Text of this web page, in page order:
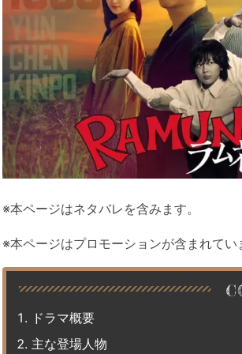
※本ページはネタバレを含みます。
※本ページはプロモーションが含まれてい
ドラマ概要
主な登場人物